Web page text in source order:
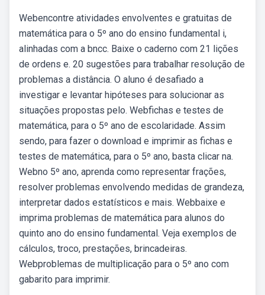
Webencontre atividades envolventes e gratuitas de
matemática para o 5º ano do ensino fundamental i,
alinhadas com a bncc. Baixe o caderno com 21 lições
de ordens e. 20 sugestões para trabalhar resolução de
problemas a distância. O aluno é desafiado a
investigar e levantar hipóteses para solucionar as
situações propostas pelo. Webfichas e testes de
matemática, para o 5º ano de escolaridade. Assim
sendo, para fazer o download e imprimir as fichas e
testes de matemática, para o 5º ano, basta clicar na.
Webno 5º ano, aprenda como representar frações,
resolver problemas envolvendo medidas de grandeza,
interpretar dados estatísticos e mais. Webbaixe e
imprima problemas de matemática para alunos do
quinto ano do ensino fundamental. Veja exemplos de
cálculos, troco, prestações, brincadeiras.
Webproblemas de multiplicação para o 5º ano com
gabarito para imprimir.